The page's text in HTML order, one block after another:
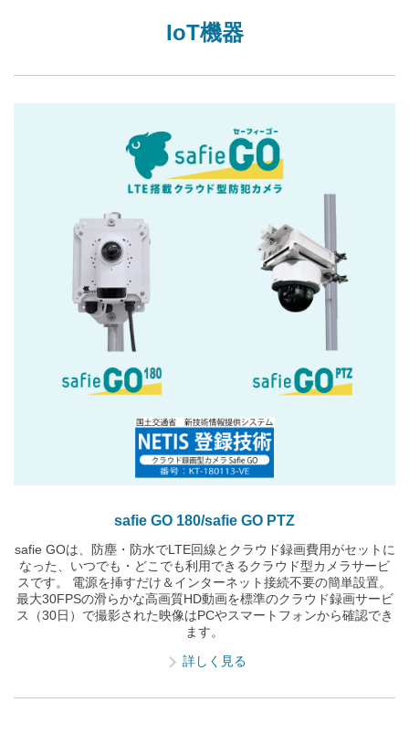
IoT機器
safie GO 180/safie GO PTZ
safie GOは、防塵・防水でLTE回線とクラウド録画費用がセットに
なった、いつでも・どこでも利用できるクラウド型カメラサービ
スです。 電源を挿すだけ＆インターネット接続不要の簡単設置。
最大30FPSの滑らかな高画質HD動画を標準のクラウド録画サービ
ス（30日）で撮影された映像はPCやスマートフォンから確認でき
ます。
詳しく見る